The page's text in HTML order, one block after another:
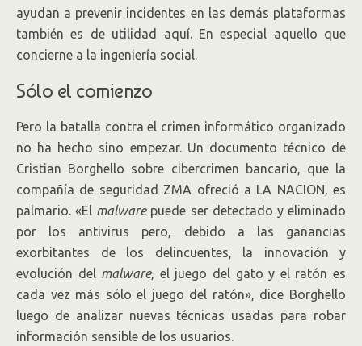
ayudan a prevenir incidentes en las demás plataformas
también es de utilidad aquí. En especial aquello que
concierne a la ingeniería social.
Sólo el comienzo
Pero la batalla contra el crimen informático organizado
no ha hecho sino empezar. Un documento técnico de
Cristian Borghello sobre cibercrimen bancario, que la
compañía de seguridad ZMA ofreció a LA NACION, es
palmario. «El malwarepuede ser detectado y eliminado
por los antivirus pero, debido a las ganancias
exorbitantes de los delincuentes, la innovación y
evolución del malware, el juego del gato y el ratón es
cada vez más sólo el juego del ratón», dice Borghello
luego de analizar nuevas técnicas usadas para robar
información sensible de los usuarios.